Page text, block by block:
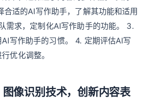
合适的AI写作助手，了解其功能和适用
需求，定制化AI写作助手的功能。 3.
写作助手的习惯。 4. 定期评估AI写
优化调整。
像识别技术，创新内容表